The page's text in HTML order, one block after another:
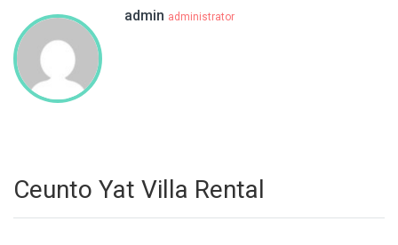
admin administrator
Ceunto Yat Villa Rental